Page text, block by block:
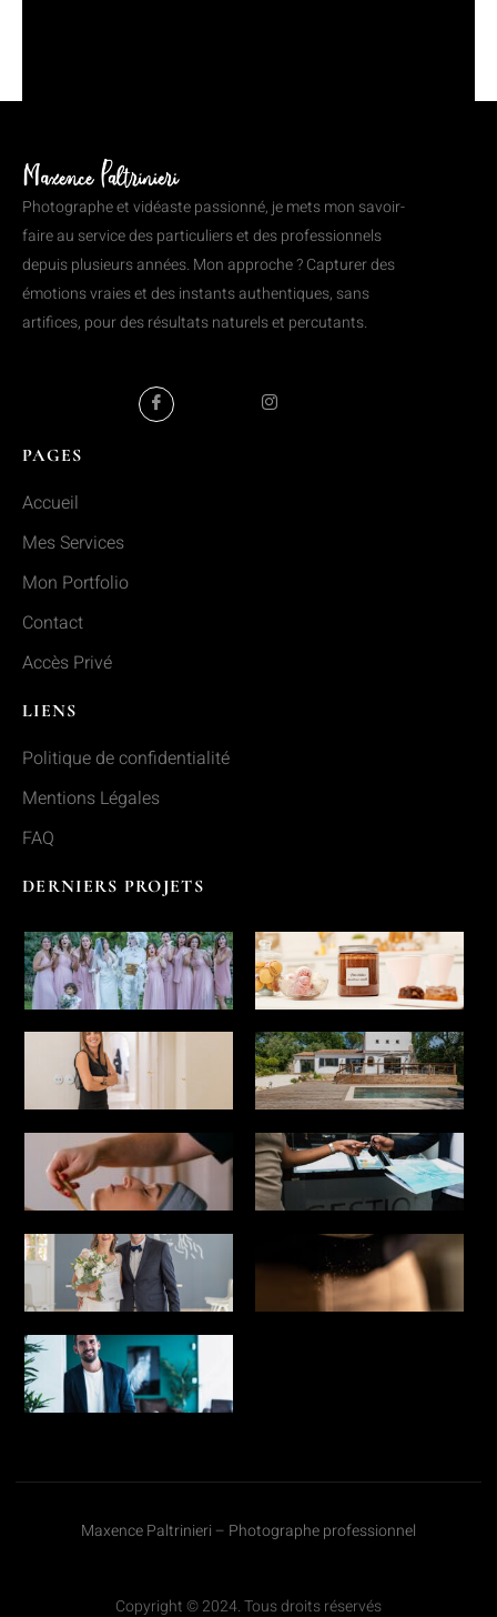
Photographe et vidéaste passionné, je mets mon savoir-
faire au service des particuliers et des professionnels
depuis plusieurs années. Mon approche ? Capturer des
émotions vraies et des instants authentiques, sans
artifices, pour des résultats naturels et percutants.
PAGES
Accueil
Mes Services
Mon Portfolio
Contact
Accès Privé
LIENS
Politique de confidentialité
Mentions Légales
FAQ
DERNIERS PROJETS
Maxence Paltrinieri – Photographe professionnel
Copyright © 2024. Tous droits réservés